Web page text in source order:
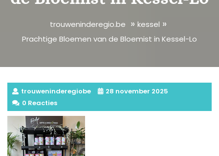
trouweninderegio.be » kessel »
Prachtige Bloemen van de Bloemist in Kessel-Lo
trouweninderegiobe
28 november 2025
0 Reacties